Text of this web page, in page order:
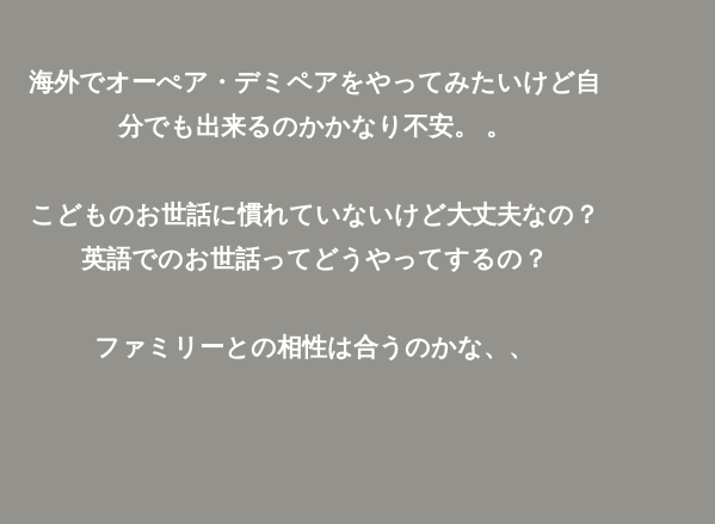
海外でオーぺア・デミペアをやってみたいけど自
分でも出来るのかかなり不安。 。
こどものお世話に慣れていないけど大丈夫なの？
英語でのお世話ってどうやってするの？
ファミリーとの相性は合うのかな、、